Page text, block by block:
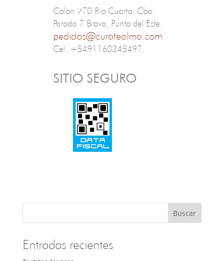
Colón 270 Río Cuarto, Cba.
Parada 7 Brava, Punta del Este.
pedidos@curatealma.com
Cel: +5491160345497.
SITIO SEGURO
Buscar
Entradas recientes